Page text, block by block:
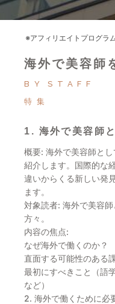
海外で美容師
BY
STAFF
特集
1. 海外で美容師
概要: 海外で美容師と
紹介します。国際的な
違いからくる新しい発
ます。
対象読者: 海外で美容
方々。
内容の焦点:
なぜ海外で働くのか？
直面する可能性のある
最初にすべきこと（語
など）
2. 海外で働くために必
※アフィリエイトプログラ